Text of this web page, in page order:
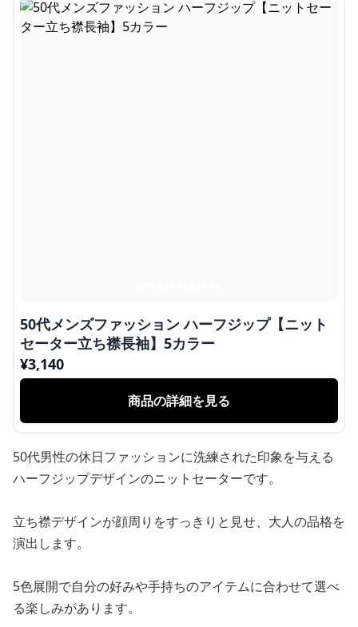
50代メンズファッション ハーフジップ【ニット
セーター立ち襟長袖】5カラー
¥3,140
商品の詳細を見る
50代男性の休日ファッションに洗練された印象を与える
ハーフジップデザインのニットセーターです。
立ち襟デザインが顔周りをすっきりと見せ、大人の品格を
演出します。
5色展開で自分の好みや手持ちのアイテムに合わせて選べ
る楽しみがあります。